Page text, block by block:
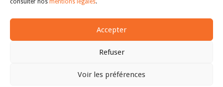
consulter nos mentions légales.
Accepter
Refuser
Voir les préférences
appris à haïr cette haine parce…